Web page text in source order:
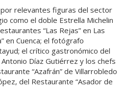
relevantes figuras del sector
como el doble Estrella Michelin
“Las Rejas” en Las
en Cuenca; el fotógrafo
el crítico gastronómico del
Antonio Díaz Gutiérrez y los chefs
“Azafrán” de Villarrobledo
del Restaurante “Asador de